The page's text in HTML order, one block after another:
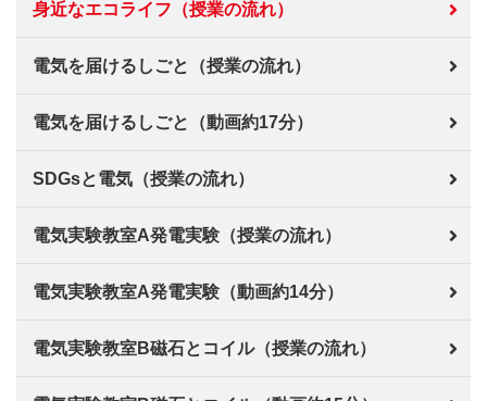
身近なエコライフ（授業の流れ）
電気を届けるしごと（授業の流れ）
電気を届けるしごと（動画約17分）
SDGsと電気（授業の流れ）
電気実験教室A発電実験（授業の流れ）
電気実験教室A発電実験（動画約14分）
電気実験教室B磁石とコイル（授業の流れ）